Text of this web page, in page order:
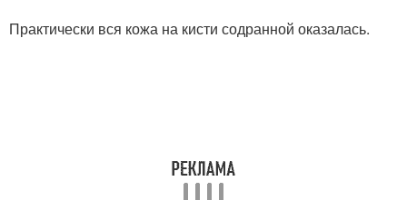
Практически вся кожа на кисти содранной оказалась.